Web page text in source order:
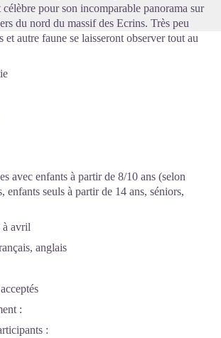
pour son incomparable panorama sur
du nord du massif des Ecrins. Très peu
et autre faune se laisseront observer tout au
avec enfants à partir de 8/10 ans (selon
enfants seuls à partir de 14 ans, séniors,
à avril
anglais
:
: